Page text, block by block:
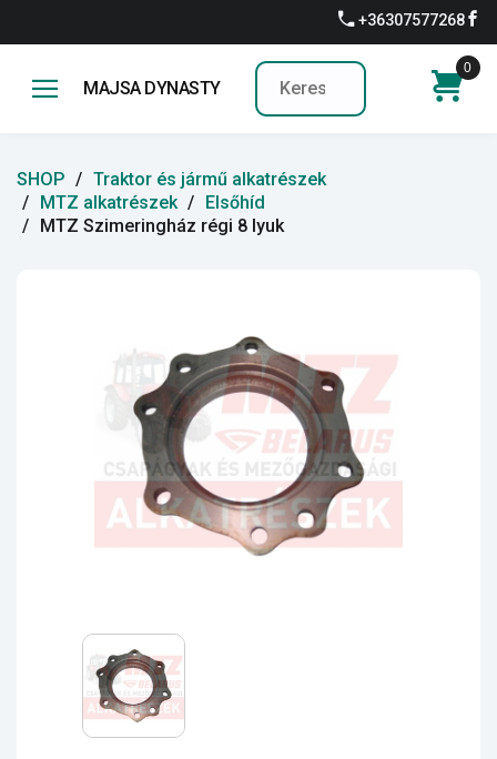
+36307577268
MAJSA DYNASTY
0
SHOP
Traktor és jármű alkatrészek
MTZ alkatrészek
Elsőhíd
MTZ Szimeringház régi 8 lyuk